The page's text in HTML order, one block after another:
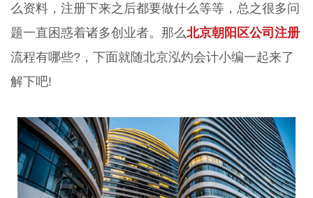
么资料，注册下来之后都要做什么等等，总之很多问
题一直困惑着诸多创业者。那么北京朝阳区公司注册
流程有哪些?，下面就随北京泓灼会计小编一起来了
解下吧!